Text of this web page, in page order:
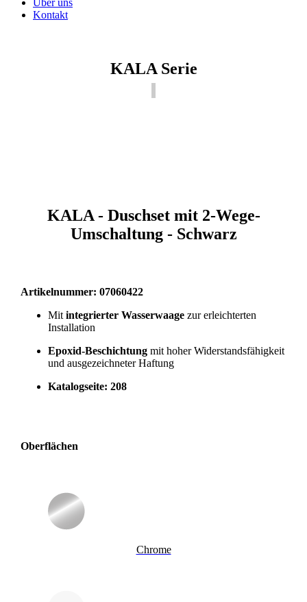
Über uns
Kontakt
KALA Serie
KALA - Duschset mit 2-Wege-
Umschaltung - Schwarz
Artikelnummer: 07060422
Mit integrierter Wasserwaagezur erleichterten
Installation
Epoxid-Beschichtungmit hoher Widerstandsfähigkeit
und ausgezeichneter Haftung
Katalogseite: 208
Oberflächen
Chrome